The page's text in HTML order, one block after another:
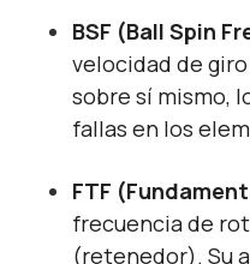
BSF (Ball Spin
velocidad de
sobre sí mismo,
fallas en los
FTF
frecuencia de
(retenedor). Su